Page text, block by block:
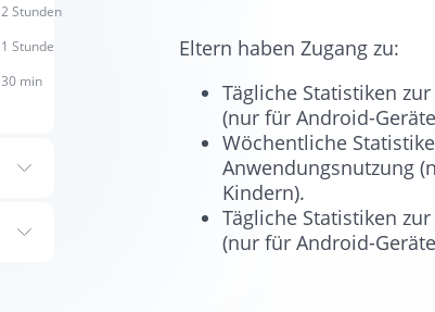
2 Stunden
1 Stunde
30 min
Eltern haben Zugang zu:
Tägliche Statistiken
(nur für Android-
Wöchentliche
Anwendungsnutzung
Kindern).
Tägliche Statistiken
(nur für Android-